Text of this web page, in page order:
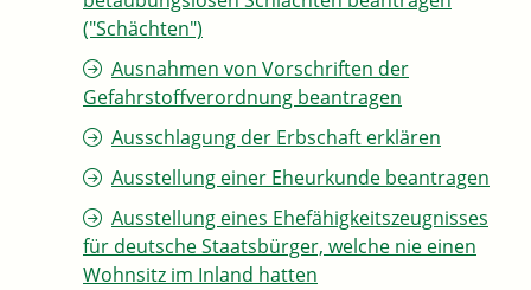
("Schächten")
Ausnahmen von Vorschriften der
Gefahrstoffverordnung beantragen
Ausschlagung der Erbschaft erklären
Ausstellung einer Eheurkunde beantragen
Ausstellung eines Ehefähigkeitszeugnisses
für deutsche Staatsbürger, welche nie einen
Wohnsitz im Inland hatten